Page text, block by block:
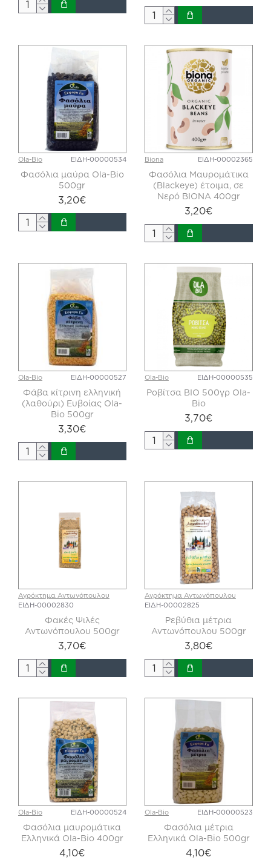
Ola-Bio ΕΙΔΗ-00000534
Φασόλια μαύρα Ola-Bio
500gr
3,20€
Biona ΕΙΔΗ-00002365
Φασόλια Μαυρομάτικα
(Blackeye) έτοιμα, σε
Νερό BIONA 400gr
3,20€
Ola-Bio ΕΙΔΗ-00000527
Φάβα κίτρινη ελληνική
(λαθούρι) Ευβοίας Ola-
Bio 500gr
3,30€
Ola-Bio ΕΙΔΗ-00000535
Ροβίτσα ΒΙΟ 500γρ Ola-
Bio
3,70€
Αγρόκτημα Αντωνόπουλου
ΕΙΔΗ-00002830
Φακές Ψιλές
Αντωνόπουλου 500gr
3,70€
Αγρόκτημα Αντωνόπουλου
ΕΙΔΗ-00002825
Ρεβύθια μέτρια
Αντωνόπουλου 500gr
3,80€
Ola-Bio ΕΙΔΗ-00000524
Φασόλια μαυρομάτικα
Ελληνικά Ola-Bio 400gr
4,10€
Ola-Bio ΕΙΔΗ-00000523
Φασόλια μέτρια
Ελληνικά Ola-Bio 500gr
4,10€